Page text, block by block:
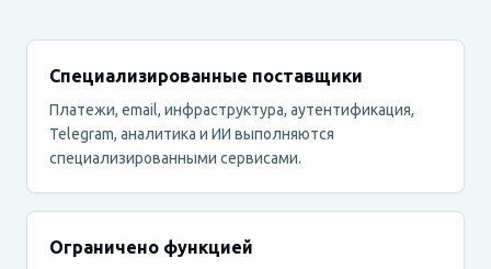
Специализированные поставщики
Платежи, email, инфраструктура, аутентификация,
Telegram, аналитика и ИИ выполняются
специализированными сервисами.
Ограничено функцией